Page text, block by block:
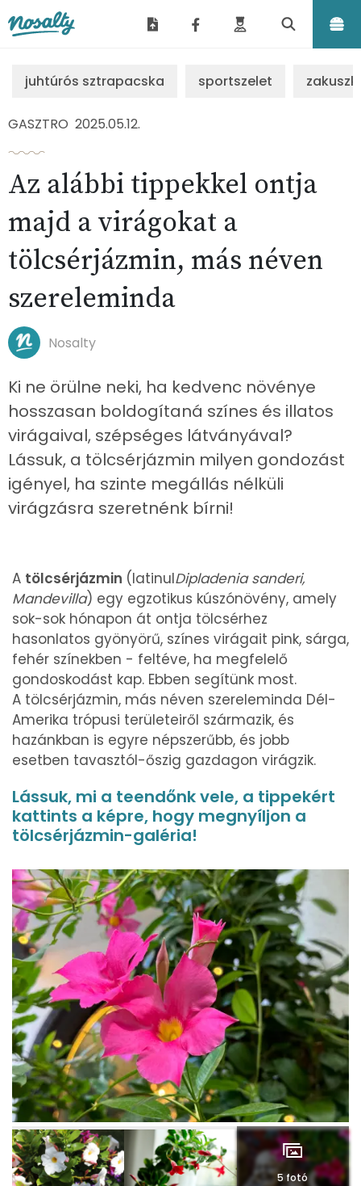
juhtúrós sztrapacska sportszelet
GASZTRO 2025.05.12.
Az alábbi tippekkel ontja
majd a virágokat a
tölcsérjázmin, más néven
szereleminda
Nosalty
Ki ne örülne neki, ha kedvenc növénye
hosszasan boldogítaná színes és illatos
virágaival, szépséges látványával?
Lássuk, a tölcsérjázmin milyen gondozást
igényel, ha szinte megállás nélküli
virágzásra szeretnénk bírni!
A tölcsérjázmin (latinulDipladenia sanderi,
Mandevilla) egy egzotikus kúszónövény, amely
sok-sok hónapon át ontja tölcsérhez
hasonlatos gyönyörű, színes virágait pink, sárga,
fehér színekben - feltéve, ha megfelelő
gondoskodást kap. Ebben segítünk most.
A tölcsérjázmin, más néven szereleminda Dél-
Amerika trópusi területeiről származik, és
hazánkban is egyre népszerűbb, és jobb
esetben tavasztól-őszig gazdagon virágzik.
Lássuk, mi a teendőnk vele, a tippekért
kattints a képre, hogy megnyíljon a
tölcsérjázmin-galéria!
5 fotó